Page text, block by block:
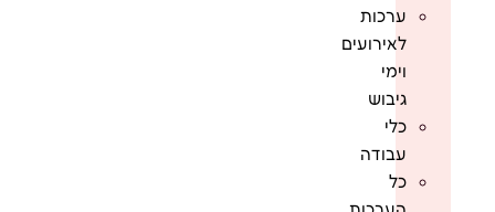
ערכות
לאירועים
וימי
גיבוש
כלי
עבודה
כל